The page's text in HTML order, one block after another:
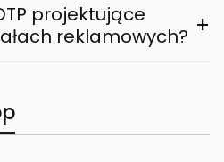
projektujące
reklamowych? +